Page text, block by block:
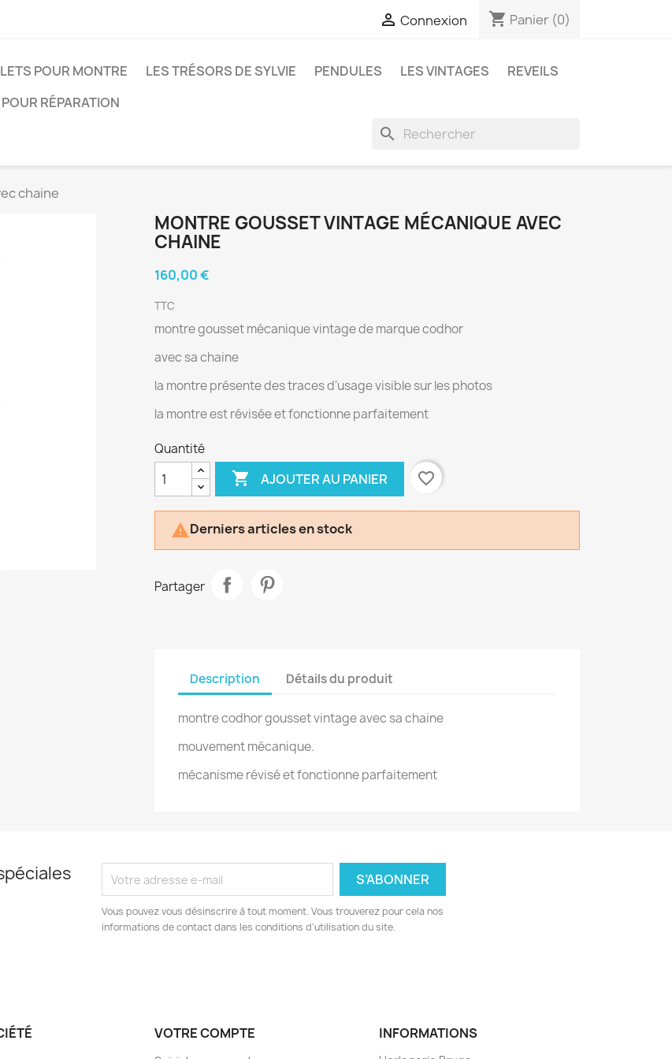
 Connexion shopping_cart Panier (0)
POUR MONTRE LES TRÉSORS DE SYLVIE PENDULES LES VINTAGES
REVEILS
RÉPARATION
search
chaine
MONTRE GOUSSET VINTAGE MÉCANIQUE AVEC
CHAINE
160,00 €
TTC
montre gousset mécanique vintage de marque codhor
avec sa chaine
la montre présente des traces d'usage visible sur les photos
la montre est révisée et fonctionne parfaitement
Quantité
 AJOUTER AU PANIER favorite_border
Derniers articles en stock
Partager
Description Détails du produit
montre codhor gousset vintage avec sa chaine
mouvement mécanique.
mécanisme révisé et fonctionne parfaitement
Vous pouvez vous désinscrire à tout moment. Vous trouverez pour cela nos
informations de contact dans les conditions d'utilisation du site.
VOTRE COMPTE INFORMATIONS